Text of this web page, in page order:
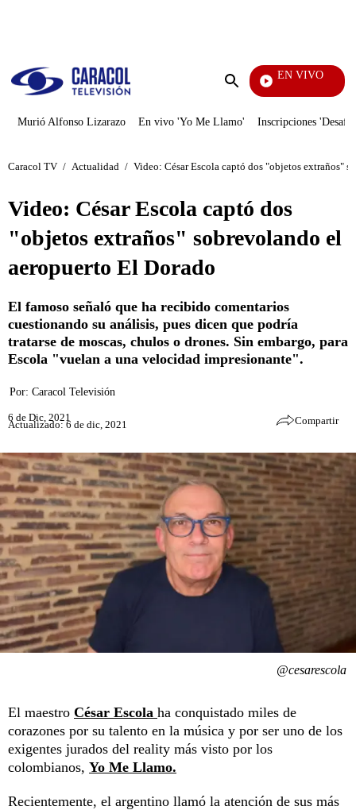
Enviar
EN VIVO
Televentas
Murió Alfonso Lizarazo En vivo 'Yo Me Llamo' Inscripciones
Caracol TV / Actualidad / Video: César Escola captó dos "objetos extraños"
Video: César Escola captó dos
"objetos extraños" sobrevolando el
aeropuerto El Dorado
El famoso señaló que ha recibido comentarios
cuestionando su análisis, pues dicen que podría
tratarse de moscas, chulos o drones. Sin embargo, para
Escola "vuelan a una velocidad impresionante".
Por: Caracol Televisión
6 de Dic, 2021
Actualizado: 6 de dic, 2021 Compartir
@cesarescola
El maestro César Escola ha conquistado miles de
corazones por su talento en la música y por ser uno de los
exigentes jurados del reality más visto por los
colombianos, Yo Me Llamo.
Recientemente, el argentino llamó la atención de sus más